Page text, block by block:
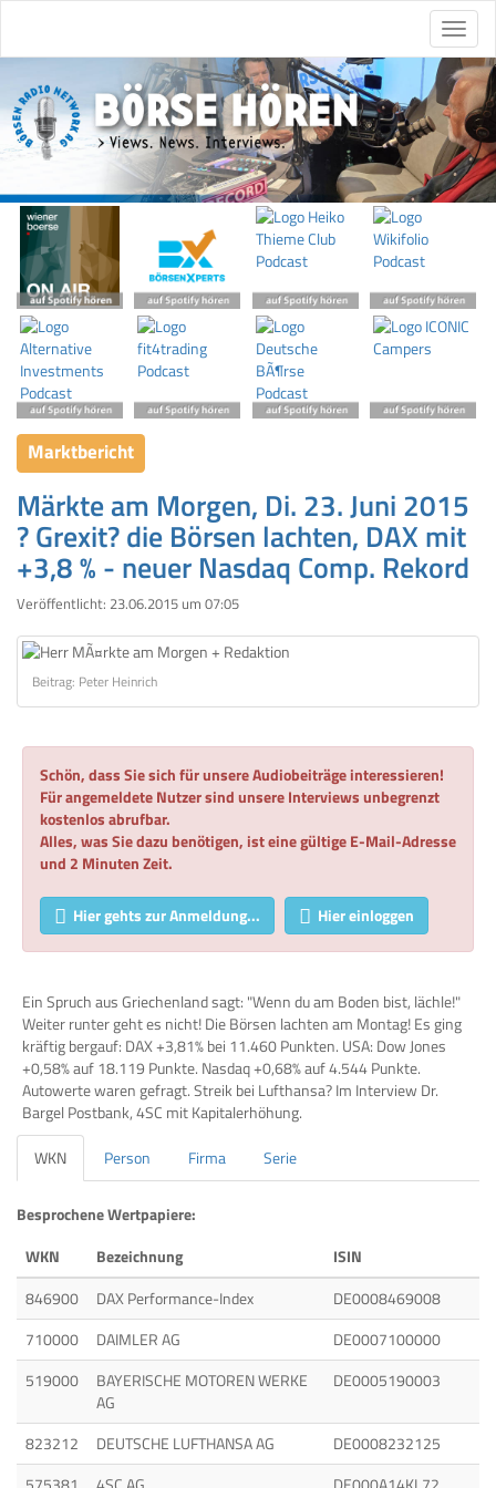
Marktbericht
Märkte am Morgen, Di. 23. Juni 2015
? Grexit? die Börsen lachten, DAX mit
+3,8 % - neuer Nasdaq Comp. Rekord
Veröffentlicht: 23.06.2015 um 07:05
Beitrag: Peter Heinrich
Schön, dass Sie sich für unsere Audiobeiträge interessieren!
Für angemeldete Nutzer sind unsere Interviews unbegrenzt
kostenlos abrufbar.
Alles, was Sie dazu benötigen, ist eine gültige E-Mail-Adresse
und 2 Minuten Zeit.
Hier gehts zur Anmeldung... Hier einloggen
Ein Spruch aus Griechenland sagt: "Wenn du am Boden bist, lächle!"
Weiter runter geht es nicht! Die Börsen lachten am Montag! Es ging
kräftig bergauf: DAX +3,81% bei 11.460 Punkten. USA: Dow Jones
+0,58% auf 18.119 Punkte. Nasdaq +0,68% auf 4.544 Punkte.
Autowerte waren gefragt. Streik bei Lufthansa? Im Interview Dr.
Bargel Postbank, 4SC mit Kapitalerhöhung.
WKN
Person Firma Serie
Besprochene Wertpapiere:
WKN
Bezeichnung
ISIN
846900
DAX Performance-Index
DE0008469008
710000
DAIMLER AG
DE0007100000
519000
BAYERISCHE MOTOREN WERKE
AG
DE0005190003
823212 DEUTSCHE LUFTHANSA AG
DE0008232125